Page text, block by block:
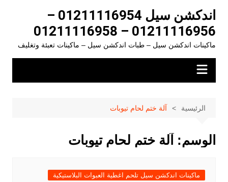
المحتوى
اندكشن سيل 01211116954 –
01211116956 – 01211116958
ماكينات اندكشن سيل – طبات اندكشن سيل – ماكينات تعبئة وتغليف
الرئيسية آلة ختم لحام تيوبات
الوسم: آلة ختم لحام تيوبات
ماكينات اندكشن سيل تلحم اغطية العبوات البلاستيكية